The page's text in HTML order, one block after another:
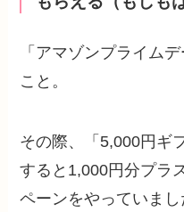
「アマゾンプライム
こと。
その際、「5,000円ギ
すると1,000円分プラ
ペーンをやっていまし